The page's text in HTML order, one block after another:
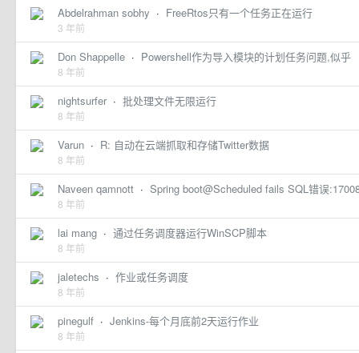
Abdelrahman sobhy · FreeRtos只有一个任务正在运行
3 年前
Don Shappelle · Powershell作为导入模块的计划任务问题,似乎
8 年前
nightsurfer · 批处理文件无限运行
8 年前
Varun · R: 自动在云端抓取和存储Twitter数据
8 年前
Naveen qamnott · Spring boot@Scheduled fails SQL错误
8 年前
lai mang · 通过任务调度器运行WinSCP脚本
8 年前
jaletechs · 作业或任务调度
8 年前
pinegulf · Jenkins-每个月底前2天运行作业
8 年前